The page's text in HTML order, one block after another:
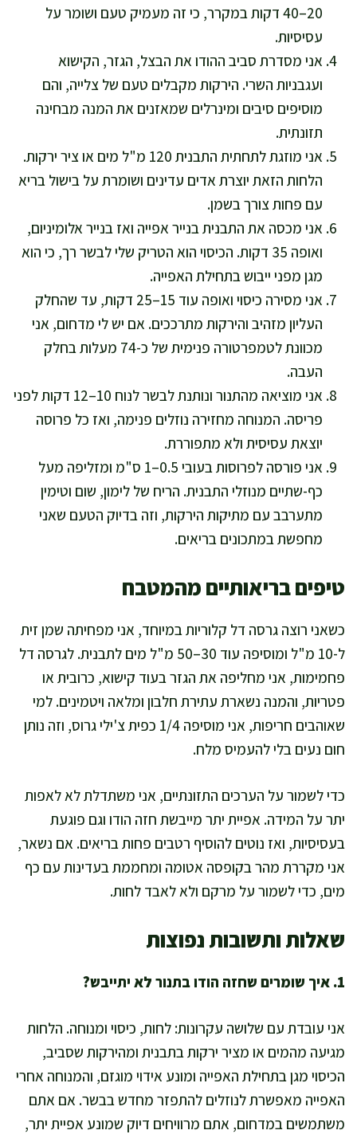
20–40 דקות במקרר, כי זה מעמיק טעם ושומר על
עסיסיות.
אני מסדרת סביב ההודו את הבצל, הגזר, הקישוא
ועגבניות השרי. הירקות מקבלים טעם של צלייה, והם
מוסיפים סיבים ומינרלים שמאזנים את המנה מבחינה
תזונתית.
אני מוזגת לתחתית התבנית 120 מ"ל מים או ציר ירקות.
הלחות הזאת יוצרת אדים עדינים ושומרת על בישול בריא
עם פחות צורך בשמן.
אני מכסה את התבנית בנייר אפייה ואז בנייר אלומיניום,
ואופה 35 דקות. הכיסוי הוא הטריק שלי לבשר רך, כי הוא
מגן מפני ייבוש בתחילת האפייה.
אני מסירה כיסוי ואופה עוד 15–25 דקות, עד שהחלק
העליון מזהיב והירקות מתרככים. אם יש לי מדחום, אני
מכוונת לטמפרטורה פנימית של כ-74 מעלות בחלק
העבה.
אני מוציאה מהתנור ונותנת לבשר לנוח 10–12 דקות לפני
פריסה. המנוחה מחזירה נוזלים פנימה, ואז כל פרוסה
יוצאת עסיסית ולא מתפוררת.
אני פורסה לפרוסות בעובי 0.5–1 ס"מ ומזליפה מעל
כף-שתיים מנוזלי התבנית. הריח של לימון, שום וטימין
מתערבב עם מתיקות הירקות, וזה בדיוק הטעם שאני
מחפשת במתכונים בריאים.
טיפים בריאותיים מהמטבח
כשאני רוצה גרסה דל קלוריות במיוחד, אני מפחיתה שמן זית
ל-10 מ"ל ומוסיפה עוד 30–50 מ"ל מים לתבנית. לגרסה דל
פחמימות, אני מחליפה את הגזר בעוד קישוא, כרובית או
פטריות, והמנה נשארת עתירת חלבון ומלאה ויטמינים. למי
שאוהבים חריפות, אני מוסיפה 1/4 כפית צ'ילי גרוס, וזה נותן
חום נעים בלי להעמיס מלח.
כדי לשמור על הערכים התזונתיים, אני משתדלת לא לאפות
יתר על המידה. אפיית יתר מייבשת חזה הודו וגם פוגעת
בעסיסיות, ואז נוטים להוסיף רטבים פחות בריאים. אם נשאר,
אני מקררת מהר בקופסה אטומה ומחממת בעדינות עם כף
מים, כדי לשמור על מרקם ולא לאבד לחות.
שאלות ותשובות נפוצות
1. איך שומרים שחזה הודו בתנור לא יתייבש?
אני עובדת עם שלושה עקרונות: לחות, כיסוי ומנוחה. הלחות
מגיעה מהמים או מציר ירקות בתבנית ומהירקות שסביב,
הכיסוי מגן בתחילת האפייה ומונע אידוי מוגזם, והמנוחה אחרי
האפייה מאפשרת לנוזלים להתפזר מחדש בבשר. אם אתם
משתמשים במדחום, אתם מרוויחים דיוק שמונע אפיית יתר,